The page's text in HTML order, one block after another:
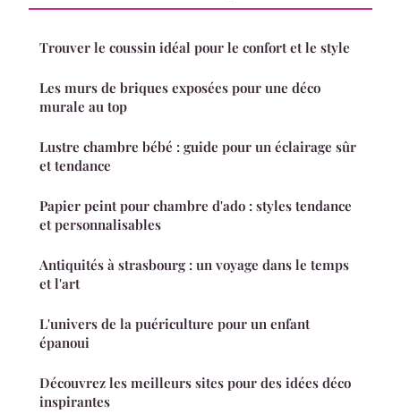
Trouver le coussin idéal pour le confort et le style
Les murs de briques exposées pour une déco
murale au top
Lustre chambre bébé : guide pour un éclairage sûr
et tendance
Papier peint pour chambre d'ado : styles tendance
et personnalisables
Antiquités à strasbourg : un voyage dans le temps
et l'art
L'univers de la puériculture pour un enfant
épanoui
Découvrez les meilleurs sites pour des idées déco
inspirantes